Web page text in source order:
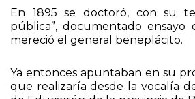
En 1895 se doctoró, con su
pública”, documentado ensayo
Ya entonces apuntaban en su